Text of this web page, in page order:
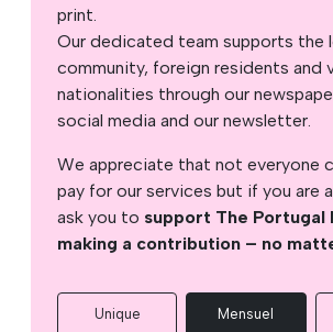
print.
Our dedicated team supports the
community, foreign residents and
nationalities through our
social media and our newsletter.
We appreciate that not everyone
pay for our services but if you are
ask you to support The Portugal
making a contribution – no
Unique Mensuel